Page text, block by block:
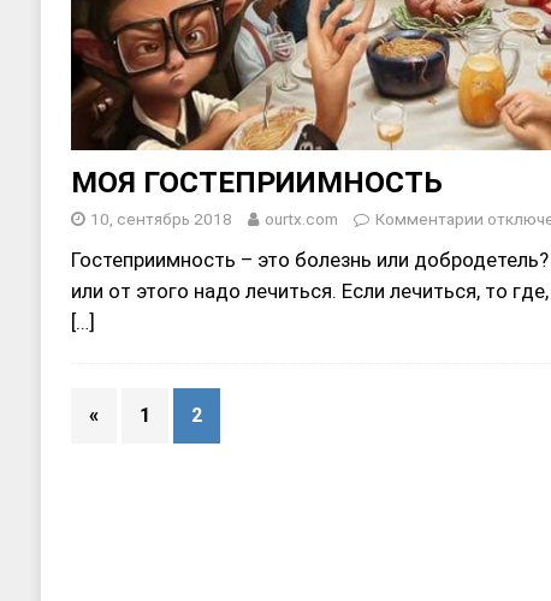
МОЯ ГОСТЕПРИИМНОСТЬ
10, сентябрь 2018 ourtx.com Комментарии
Гостеприимность – это болезнь или
или от этого надо лечиться. Если лечиться, то
[…]
« 1 2